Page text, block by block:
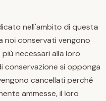
nell'ambito di questa
noi conservati vengono
necessari alla loro
conservazione si opponga
cancellati perché
ammesse, il loro